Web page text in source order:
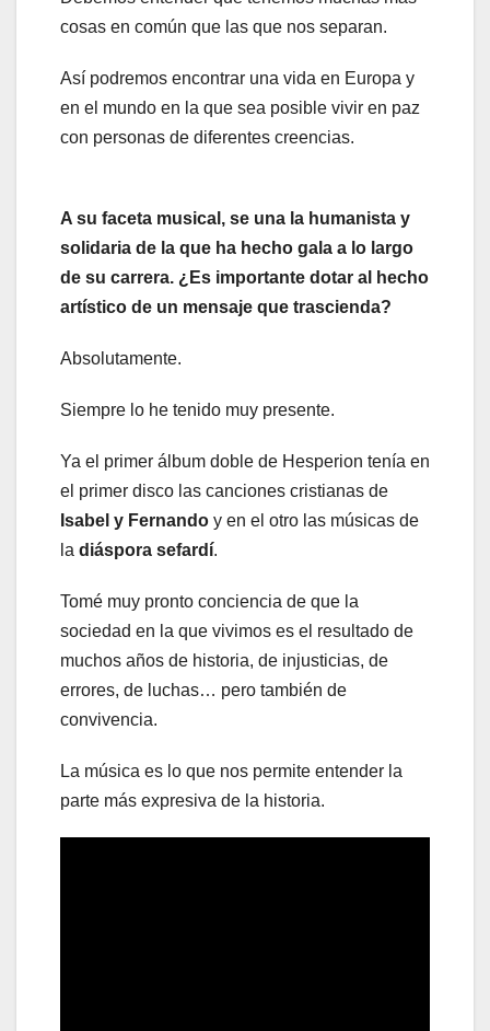
cosas en común que las que nos separan.
Así podremos encontrar una vida en Europa y
en el mundo en la que sea posible vivir en paz
con personas de diferentes creencias.
A su faceta musical, se una la humanista y
solidaria de la que ha hecho gala a lo largo
de su carrera. ¿Es importante dotar al hecho
artístico de un mensaje que trascienda?
Absolutamente.
Siempre lo he tenido muy presente.
Ya el primer álbum doble de Hesperion tenía en
el primer disco las canciones cristianas de
Isabel y Fernando y en el otro las músicas de
la diáspora sefardí.
Tomé muy pronto conciencia de que la
sociedad en la que vivimos es el resultado de
muchos años de historia, de injusticias, de
errores, de luchas… pero también de
convivencia.
La música es lo que nos permite entender la
parte más expresiva de la historia.